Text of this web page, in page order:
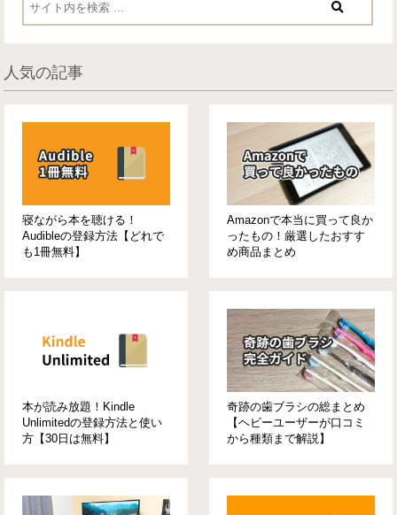
人気の記事
寝ながら本を聴ける！
Audibleの登録方法【どれで
も1冊無料】
Amazonで本当に買って良か
ったもの！厳選したおすす
め商品まとめ
本が読み放題！Kindle
Unlimitedの登録方法と使い
方【30日は無料】
奇跡の歯ブラシの総まとめ
【ヘビーユーザーが口コミ
から種類まで解説】